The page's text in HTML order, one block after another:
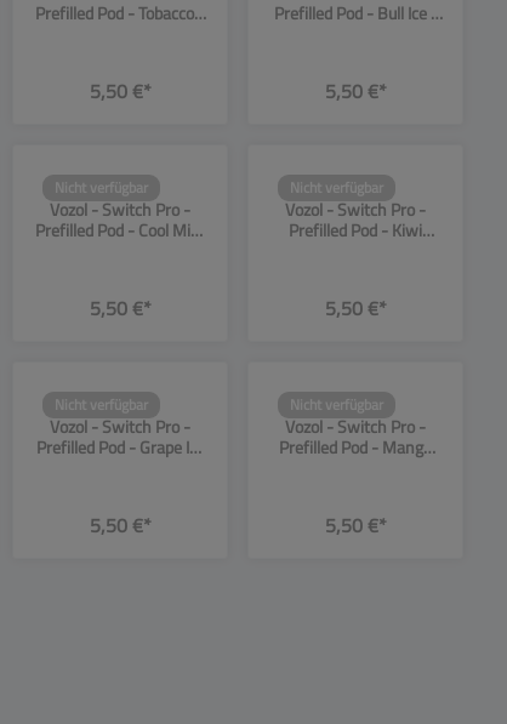
Prefilled Pod - Tobacco -
5,50 €*
Prefilled Pod - Bull Ice -
5,50 €*
Nicht verfügbar
SW13975
Vozol - Switch Pro -
Prefilled Pod - Cool Mint
5,50 €*
Nicht verfügbar
SW13976
Vozol - Switch Pro -
Prefilled Pod - Kiwi
5,50 €*
Nicht verfügbar
SW13980
Vozol - Switch Pro -
Prefilled Pod - Grape Ice
5,50 €*
Nicht verfügbar
SW13981
Vozol - Switch Pro -
Prefilled Pod - Mango
5,50 €*